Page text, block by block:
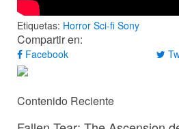
Etiquetas: Horror Sci-fi Sony
Compartir en:
Facebook
Contenido Reciente